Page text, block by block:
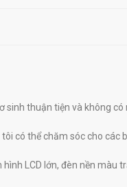
sinh thuận tiện và không có
có thể chăm sóc cho các
LCD lớn, đèn nền màu